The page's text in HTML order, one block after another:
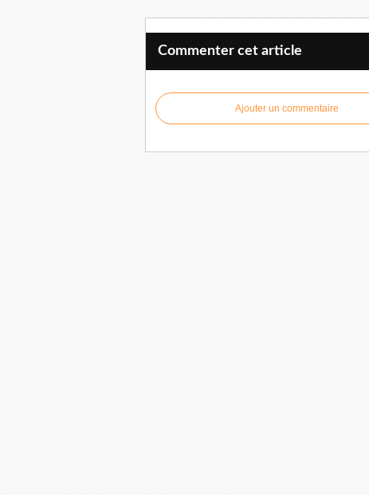
Commenter cet article
Ajouter un commentaire